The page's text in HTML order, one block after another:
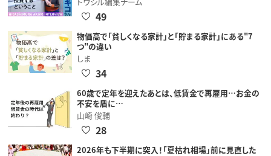
49
物価高で「貧しくなる家計」と「貯まる家計」にある"7
つ"の違い
しま
34
60歳で定年を迎えたあとは、低賃金で再雇用…お金の
不安を盾に…
山崎 俊輔
28
2026年も下半期に突入！「夏枯れ相場」前に見直した